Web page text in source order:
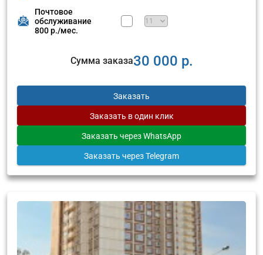
Почтовое
обслуживание
800 р./мес.
Сумма заказа30 000 р.
Заказать
Заказать в один клик
Заказать через WhatsApp
Заказать через Telegram